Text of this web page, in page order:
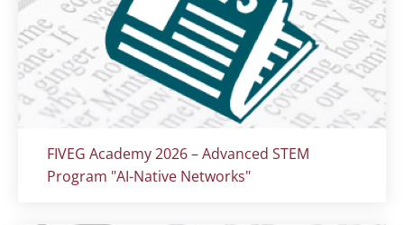
Titolo card:
FIVEG Academy 2026 – Advanced STEM
Program "AI-Native Networks"